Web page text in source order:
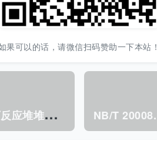
果可以的话，请微信扫码赞助一下本站！
N
B/T 20400-2017 压水堆核电厂反应堆堆腔水池与 乏燃料水池中的不锈钢构件制造技术规程.pdf